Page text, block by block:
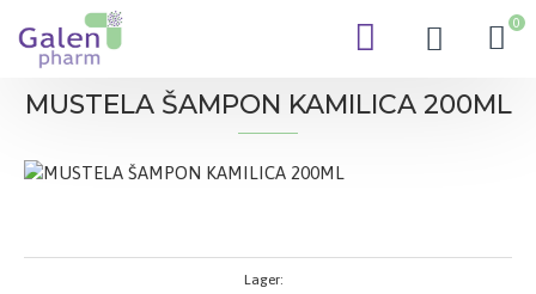
0
MUSTELA ŠAMPON KAMILICA 200ML
Lager: